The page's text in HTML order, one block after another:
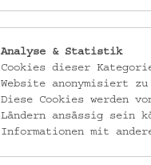
mit dem
(VS-Alter)
ich meine Kinder gut
Analyse & Statistik
Cookies dieser
Website anonymisiert
Diese Cookies werden
Ländern ansässig sein
Informationen mit